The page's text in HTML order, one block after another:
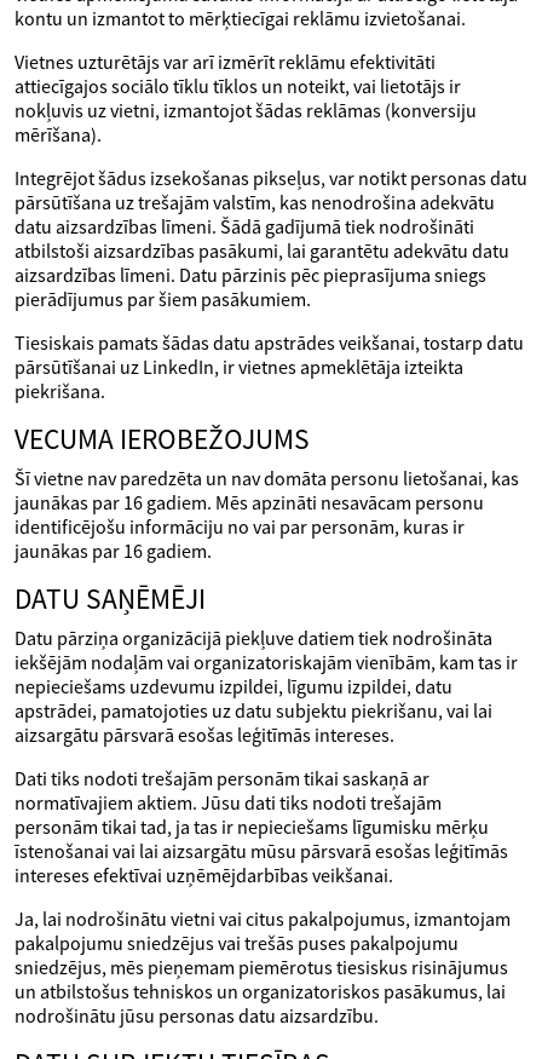
kontu un izmantot to mērķtiecīgai reklāmu izvietošanai.
Vietnes uzturētājs var arī izmērīt reklāmu efektivitāti
attiecīgajos sociālo tīklu tīklos un noteikt, vai lietotājs ir
nokļuvis uz vietni, izmantojot šādas reklāmas (konversiju
mērīšana).
Integrējot šādus izsekošanas pikseļus, var notikt personas datu
pārsūtīšana uz trešajām valstīm, kas nenodrošina adekvātu
datu aizsardzības līmeni. Šādā gadījumā tiek nodrošināti
atbilstoši aizsardzības pasākumi, lai garantētu adekvātu datu
aizsardzības līmeni. Datu pārzinis pēc pieprasījuma sniegs
pierādījumus par šiem pasākumiem.
Tiesiskais pamats šādas datu apstrādes veikšanai, tostarp datu
pārsūtīšanai uz LinkedIn, ir vietnes apmeklētāja izteikta
piekrišana.
VECUMA IEROBEŽOJUMS
Šī vietne nav paredzēta un nav domāta personu lietošanai, kas
jaunākas par 16 gadiem. Mēs apzināti nesavācam personu
identificējošu informāciju no vai par personām, kuras ir
jaunākas par 16 gadiem.
DATU SAŅĒMĒJI
Datu pārziņa organizācijā piekļuve datiem tiek nodrošināta
iekšējām nodaļām vai organizatoriskajām vienībām, kam tas ir
nepieciešams uzdevumu izpildei, līgumu izpildei, datu
apstrādei, pamatojoties uz datu subjektu piekrišanu, vai lai
aizsargātu pārsvarā esošas leģitīmās intereses.
Dati tiks nodoti trešajām personām tikai saskaņā ar
normatīvajiem aktiem. Jūsu dati tiks nodoti trešajām
personām tikai tad, ja tas ir nepieciešams līgumisku mērķu
īstenošanai vai lai aizsargātu mūsu pārsvarā esošas leģitīmās
intereses efektīvai uzņēmējdarbības veikšanai.
Ja, lai nodrošinātu vietni vai citus pakalpojumus, izmantojam
pakalpojumu sniedzējus vai trešās puses pakalpojumu
sniedzējus, mēs pieņemam piemērotus tiesiskus risinājumus
un atbilstošus tehniskos un organizatoriskos pasākumus, lai
nodrošinātu jūsu personas datu aizsardzību.